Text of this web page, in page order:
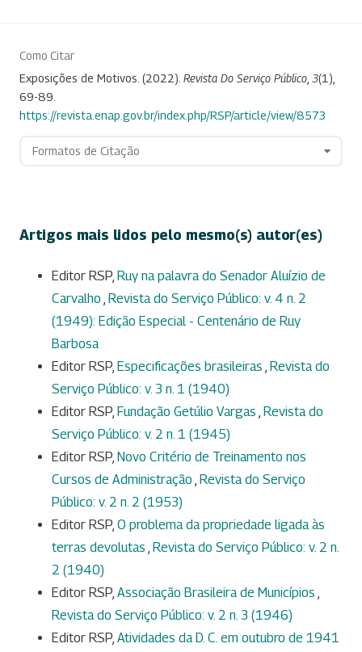
Como Citar
Exposições de Motivos. (2022). Revista Do Serviço Público 3(1),
69-89.
https://revista.enap.gov.br/index.php/RSP/article/view/8573
Formatos de Citação
Artigos mais lidos pelo mesmo(s) autor(es)
Editor RSP, Ruy na palavra do Senador Aluízio de
Carvalho , Revista do Serviço Público: v. 4 n. 2
(1949): Edição Especial - Centenário de Ruy
Barbosa
Editor RSP, Especificações brasileiras , Revista do
Serviço Público: v. 3 n. 1 (1940)
Editor RSP, Fundação Getúlio Vargas , Revista do
Serviço Público: v. 2 n. 1 (1945)
Editor RSP, Novo Critério de Treinamento nos
Cursos de Administração , Revista do Serviço
Público: v. 2 n. 2 (1953)
Editor RSP, O problema da propriedade ligada às
terras devolutas , Revista do Serviço Público: v. 2 n.
2 (1940)
Editor RSP, Associação Brasileira de Municípios ,
Revista do Serviço Público: v. 2 n. 3 (1946)
Editor RSP, Atividades da D. C. em outubro de 1941